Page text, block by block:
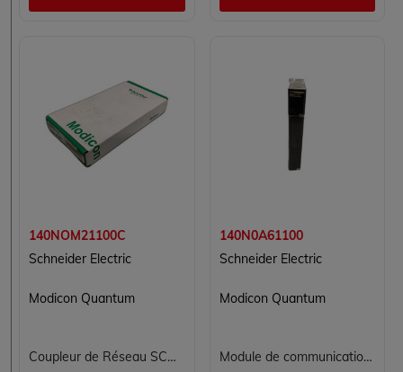
140NOM21100C
Schneider Electric
Modicon Quantum
Coupleur de Réseau SCHNEIDER ELECTRIC 140NOM21100C pour Contrôle Commande Industrialisée
140N0A61100
Schneider Electric
Modicon Quantum
Module de communication InterBus Schneider Electric 140N0A61100 pour PLC Modicon Quantum